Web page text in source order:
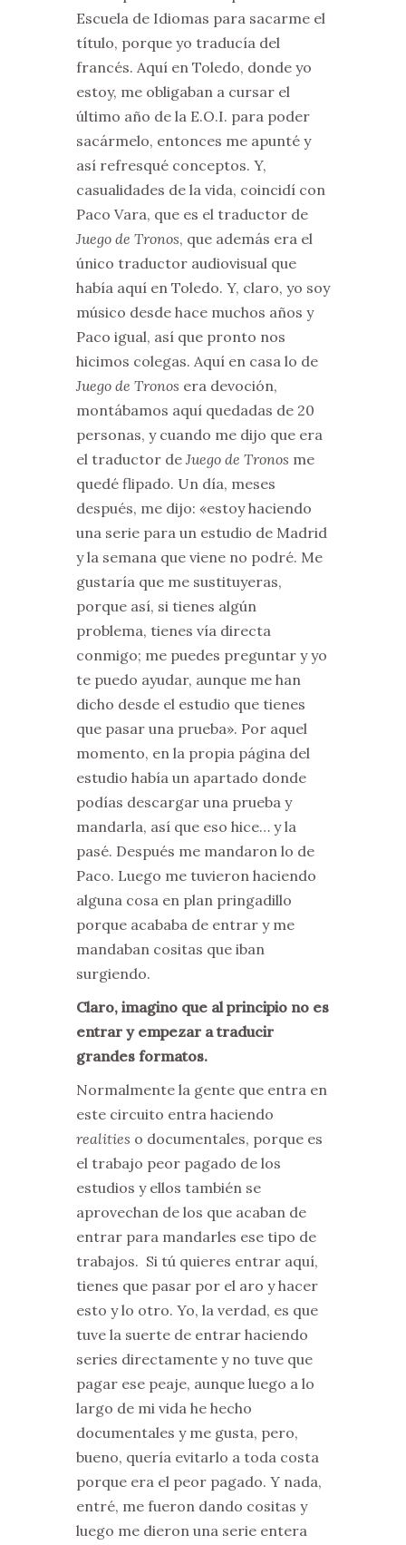
Escuela de Idiomas para sacarme el
título, porque yo traducía del
francés. Aquí en Toledo, donde yo
estoy, me obligaban a cursar el
último año de la E.O.I. para poder
sacármelo, entonces me apunté y
así refresqué conceptos. Y,
casualidades de la vida, coincidí con
Paco Vara, que es el traductor de
Juego de Tronos, que además era el
único traductor audiovisual que
había aquí en Toledo. Y, claro, yo soy
músico desde hace muchos años y
Paco igual, así que pronto nos
hicimos colegas. Aquí en casa lo de
Juego de Tronos era devoción,
montábamos aquí quedadas de 20
personas, y cuando me dijo que era
el traductor de Juego de Tronos me
quedé flipado. Un día, meses
después, me dijo: «estoy haciendo
una serie para un estudio de Madrid
y la semana que viene no podré. Me
gustaría que me sustituyeras,
porque así, si tienes algún
problema, tienes vía directa
conmigo; me puedes preguntar y yo
te puedo ayudar, aunque me han
dicho desde el estudio que tienes
que pasar una prueba». Por aquel
momento, en la propia página del
estudio había un apartado donde
podías descargar una prueba y
mandarla, así que eso hice… y la
pasé. Después me mandaron lo de
Paco. Luego me tuvieron haciendo
alguna cosa en plan pringadillo
porque acababa de entrar y me
mandaban cositas que iban
surgiendo.
Claro, imagino que al principio no es
entrar y empezar a traducir
grandes formatos.
Normalmente la gente que entra en
este circuito entra haciendo
realities o documentales, porque es
el trabajo peor pagado de los
estudios y ellos también se
aprovechan de los que acaban de
entrar para mandarles ese tipo de
trabajos. Si tú quieres entrar aquí,
tienes que pasar por el aro y hacer
esto y lo otro. Yo, la verdad, es que
tuve la suerte de entrar haciendo
series directamente y no tuve que
pagar ese peaje, aunque luego a lo
largo de mi vida he hecho
documentales y me gusta, pero,
bueno, quería evitarlo a toda costa
porque era el peor pagado. Y nada,
entré, me fueron dando cositas y
luego me dieron una serie entera